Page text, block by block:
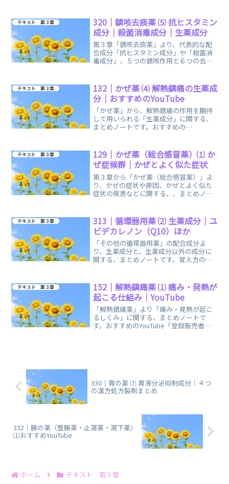
テキスト 第３章
320｜鎮咳去痰薬 ⑸ 抗ヒスタミン
成分｜殺菌消毒成分｜生薬成分
第３章「鎮咳去痰薬」より、代表的な配
合成分「抗ヒスタミン成分」や「殺菌消
毒成分」、５つの鎮咳作用と６つの去痰
テキスト 第３章
132｜かぜ薬 ⑷ 解熱鎮痛の生薬成
分｜おすすめのYouTube
「かぜ薬」から、解熱鎮痛の作用を期待
して用いられる「生薬成分」に関する、
まとめノートです。おすすめの
テキスト 第３章
129｜かぜ薬（総合感冒薬）⑴ か
ぜ症候群｜かぜとよく似た症状
第３章から「かぜ薬（総合感冒薬）」よ
り、かぜの症状や原因、かぜとよく似た
症状の疾患などに関する、、まとめノー
テキスト 第３章
313｜循環器用薬 ⑵ 生薬成分｜ユ
ビデカレノン（Q10）ほか
「その他の循環器用薬」の配合成分よ
り、生薬成分と、生薬成分以外の成分に
関する、まとめノートです。覚え方の語
テキスト 第３章
152｜解熱鎮痛薬 ⑴ 痛み・発熱が
起こる仕組み｜YouTube
「解熱鎮痛薬」より「痛み・発熱が起こ
るしくみ」に関する、まとめノートで
す。おすすめのYouTube「登録販売者ご
330｜胃の薬 ⑺ 胃液分泌抑制成分｜４つ
の漢方処方製剤まとめ
332｜腸の薬（整腸薬・止瀉薬・瀉下薬）
⑴おすすめYouTube
ホーム テキスト 第３章